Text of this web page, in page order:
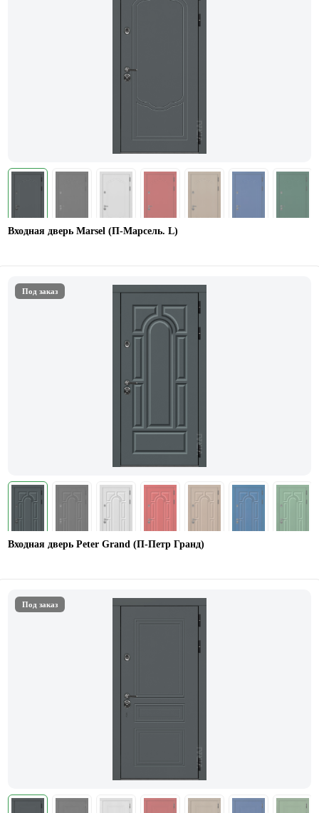
Входная дверь Marsel (П-Марсель. L)
Под заказ
Входная дверь Peter Grand (П-Петр Гранд)
Под заказ